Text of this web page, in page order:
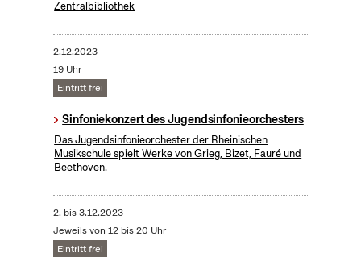
Zentralbibliothek
2.12.2023
19 Uhr
Eintritt frei
Sinfoniekonzert des Jugendsinfonieorchesters
Das Jugendsinfonieorchester der Rheinischen
Musikschule spielt Werke von Grieg, Bizet, Fauré und
Beethoven.
2. bis3.12.2023
Jeweils von 12 bis 20 Uhr
Eintritt frei